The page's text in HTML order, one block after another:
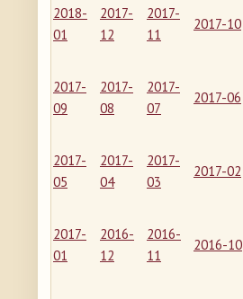
2018-
01
2017-
12
2017-
11
2017-10
2017-
09
2017-
08
2017-
07
2017-06
2017-
05
2017-
04
2017-
03
2017-02
2017-
01
2016-
12
2016-
11
2016-10